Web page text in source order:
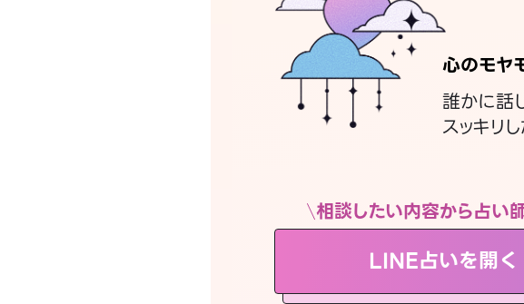
心のモヤ
誰かに話
スッキリ
相談したい内容から占い
LINE占いを開く